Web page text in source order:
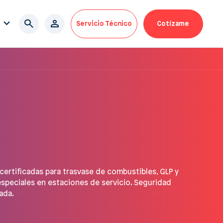
Servicio Técnico Cotízame
para trasvase de combustibles, GLP y
en estaciones de servicio. Seguridad